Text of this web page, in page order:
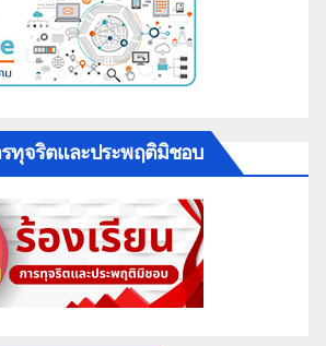
รทุจริตและประพฤติมิชอบ